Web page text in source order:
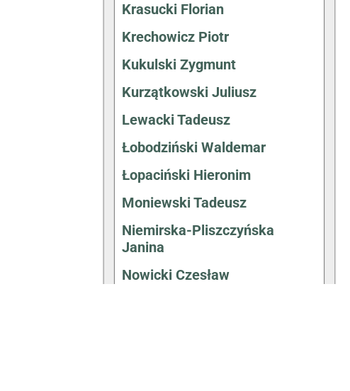
Krasucki Florian
Krechowicz Piotr
Kukulski Zygmunt
Kurzątkowski Juliusz
Lewacki Tadeusz
Łobodziński Waldemar
Łopaciński Hieronim
Moniewski Tadeusz
Niemirska-Pliszczyńska
Janina
Nowicki Czesław